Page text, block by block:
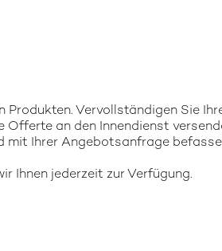
Produkten. Vervollständigen Sie
an den Innendienst
mit Ihrer Angebotsanfrage
Ihnen jederzeit zur Verfügung.